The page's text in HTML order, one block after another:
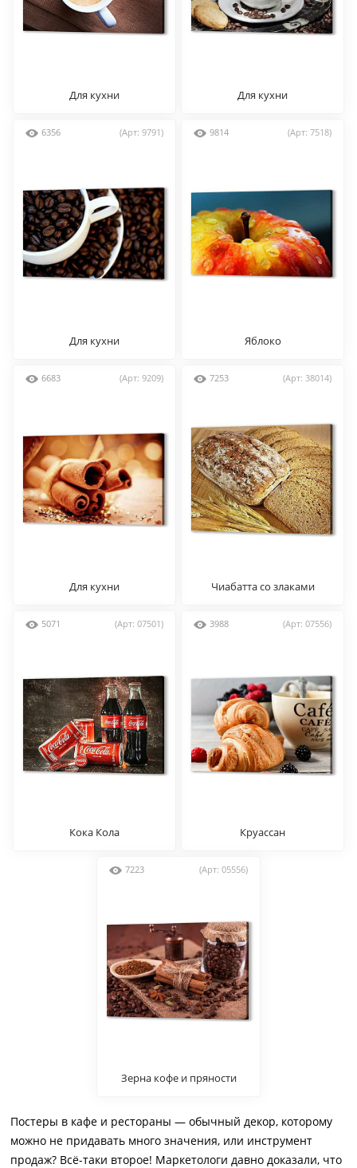
Для кухни Для кухни
6356 (Арт: 9791)
Для кухни
9814 (Арт: 7518)
Яблоко
6683 (Арт: 9209)
Для кухни
7253 (Арт: 38014)
Чиабатта со злаками
5071 (Арт: 07501)
Кока Кола
3988 (Арт: 07556)
Круассан
7223 (Арт: 05556)
Зерна кофе и пряности
Постеры в кафе и рестораны — обычный декор, которому
можно не придавать много значения, или инструмент
продаж? Всё-таки второе! Маркетологи давно доказали, что